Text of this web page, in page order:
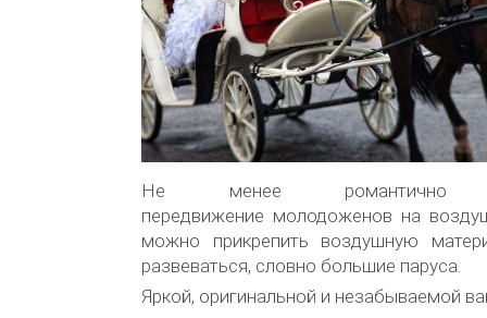
Не менее
передвижение молодоженов на
можно прикрепить воздушную
развеваться, словно большие паруса.
Яркой, оригинальной и незабываемой